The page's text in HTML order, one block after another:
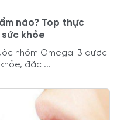
nào? Top thực
khỏe
nhóm Omega-3 được
đặc ...